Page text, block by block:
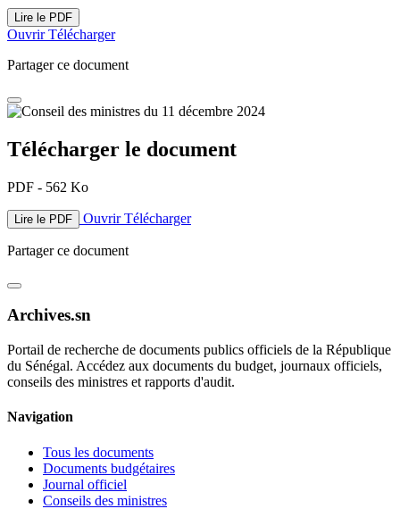
Lire le PDF
OuvrirTélécharger
Partager ce document
Télécharger le document
PDF - 562 Ko
Lire le PDF OuvrirTélécharger
Partager ce document
Archives.sn
Portail de recherche de documents publics officiels de la République
du Sénégal. Accédez aux documents du budget, journaux officiels,
conseils des ministres et rapports d'audit.
Navigation
Tous les documents
Documents budgétaires
Journal officiel
Conseils des ministres